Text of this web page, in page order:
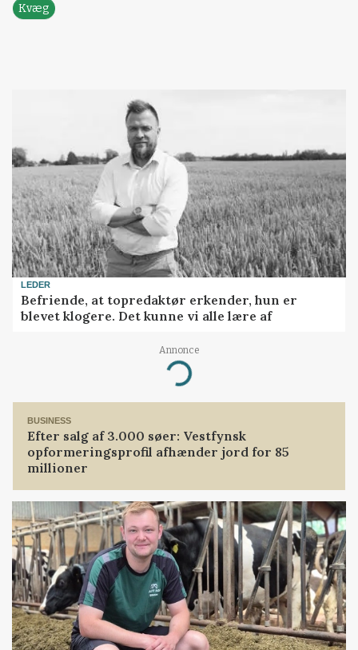
Kvæg
LEDER
Befriende, at topredaktør erkender, hun er
blevet klogere. Det kunne vi alle lære af
Annonce
Loading...
BUSINESS
Efter salg af 3.000 søer: Vestfynsk
opformeringsprofil afhænder jord for 85
millioner